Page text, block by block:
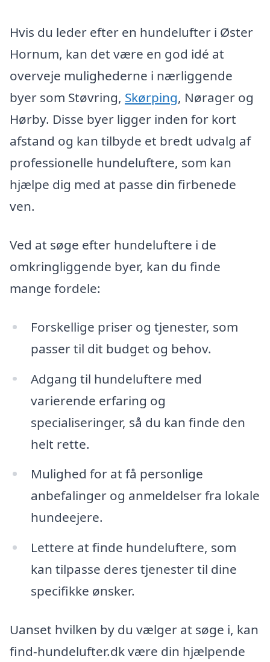
Hvis du leder efter en hundelufter i Øster
Hornum, kan det være en god idé at
overveje mulighederne i nærliggende
byer som Støvring, Skørping, Nørager og
Hørby. Disse byer ligger inden for kort
afstand og kan tilbyde et bredt udvalg af
professionelle hundeluftere, som kan
hjælpe dig med at passe din firbenede
ven.
Ved at søge efter hundeluftere i de
omkringliggende byer, kan du finde
mange fordele:
Forskellige priser og tjenester, som
passer til dit budget og behov.
Adgang til hundeluftere med
varierende erfaring og
specialiseringer, så du kan finde den
helt rette.
Mulighed for at få personlige
anbefalinger og anmeldelser fra lokale
hundeejere.
Lettere at finde hundeluftere, som
kan tilpasse deres tjenester til dine
specifikke ønsker.
Uanset hvilken by du vælger at søge i, kan
find-hundelufter.dk være din hjælpende